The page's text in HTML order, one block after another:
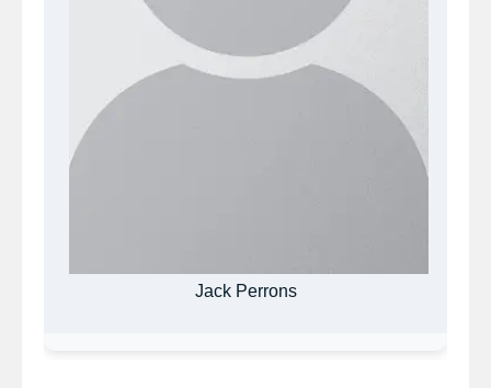
Jack Perrons